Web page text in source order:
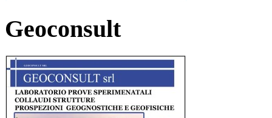
Geoconsult